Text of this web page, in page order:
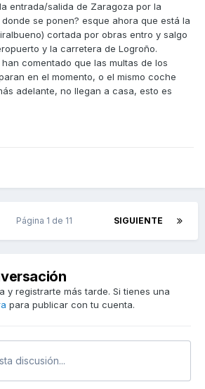
entrada/salida de Zaragoza por la
se ponen? esque ahora que está la
cortada por obras entro y salgo
y la carretera de Logroño.
comentado que las multas de los
en el momento, o el mismo coche
adelante, no llegan a casa, esto es
SIGUIENTE
Página 1 de 11
y registrarte más tarde. Si tienes una
para publicar con tu cuenta.
discusión...